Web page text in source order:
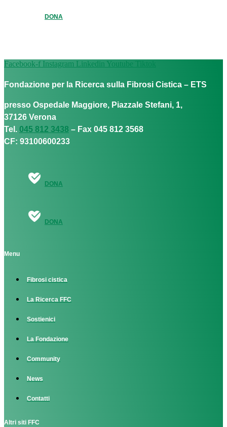
DONA
Facebook-f Instagram Linkedin Youtube Tiktok
Fondazione per la Ricerca sulla Fibrosi Cistica – ETS
presso Ospedale Maggiore, Piazzale Stefani, 1,
37126 Verona
Tel. 045 812 3438 – Fax 045 812 3568
CF: 93100600233
DONA
DONA
Menu
Fibrosi cistica
La Ricerca FFC
Sostienici
La Fondazione
Community
News
Contatti
Altri siti FFC